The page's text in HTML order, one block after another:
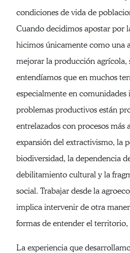
condiciones de vida de
Cuando decidimos apostar por
hicimos únicamente como una
mejorar la producción agrícola,
entendíamos que en muchos
especialmente en comunidades
problemas productivos están
entrelazados con procesos más
expansión del extractivismo, la
biodiversidad, la dependencia
debilitamiento cultural y la
social. Trabajar desde la
implica intervenir de otra
formas de entender el
La experiencia que